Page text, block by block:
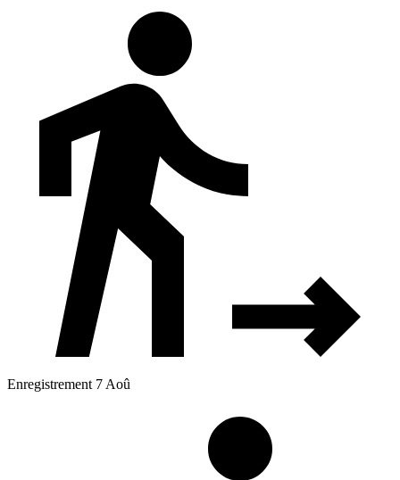
Enregistrement 7 Aoû